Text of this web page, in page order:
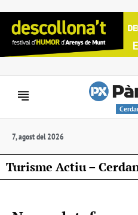
7, agost del 2026
Turisme Actiu –